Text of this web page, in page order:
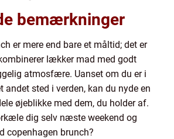
bemærkninger
er mere end bare et måltid; det er
lækker mad med godt
atmosfære. Uanset om du er i
andet sted i verden, kan du nyde en
øjeblikke med dem, du holder af.
dig selv næste weekend og
copenhagen brunch?